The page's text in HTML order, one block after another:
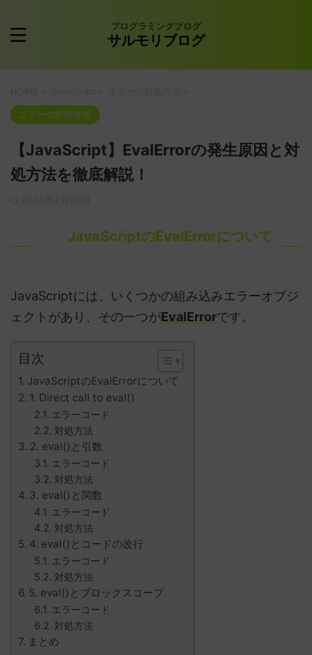
プログラミングブログ
サルモリブログ
エラーの対処方法
【JavaScript】EvalErrorの発生原因と対
処方法を徹底解説！
JavaScriptのEvalErrorについて
JavaScriptには、いくつかの組み込みエラーオブジ
ェクトがあり、その一つがEvalErrorです。
目次
JavaScriptのEvalErrorについて
1. Direct call to eval()
エラーコード
対処方法
2. eval()と引数
エラーコード
対処方法
3. eval()と関数
エラーコード
対処方法
4. eval()とコードの改行
エラーコード
対処方法
5. eval()とブロックスコープ
エラーコード
対処方法
まとめ